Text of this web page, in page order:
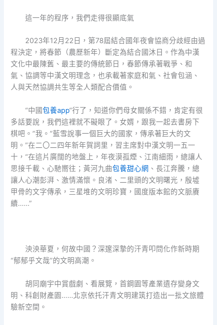
這一年的程序，我們走得很顯底氣
2023年12月22日，第78屆結合國年夜會協商分歧經由過
程決定，將春節（農歷新年）斷定為結合國沐日。作為中漢
文化中最陳舊、最主要的傳統節日，春節傳承著戰爭、和
氣、協調等中漢文明理念，也承載著家庭和氣、社會包涵、
人與天然協調共生等全人類配合價值。
“中國包養app“行了，知道你們母女關係不錯，肯定有很
多話要說，我們這裡就不礙眼了。女婿，跟我一起去書房下
棋吧。”我。”藍雪說事一個巨大的國家，傳承著巨大的文
明。”在二〇二四年新年賀詞里，習主席對中漢文明一五一
十，“在這片廣闊的地盤上，年夜漠孤煙、江南細雨，總讓人
思接千載、心馳嚮往；黃河九曲包養甜心網 、長江奔騰，總
讓人心潮彭湃、激情滿懷。良渚、二里頭的文明曙光，殷墟
甲骨的文字傳承，三星堆的文明珍寶，國度版本館的文脈賡
續……”
泱泱華夏，何故中國？深邃深摯的汗青叩問化作新時期
“郁郁乎文哉”的文明高潮。
胡同廟宇中賞戲劇、看展覽，首鋼園等產業遺存變身文
明、科創財產園……北京依托汗青文明建筑打造出一批文旅體
驗新空間。